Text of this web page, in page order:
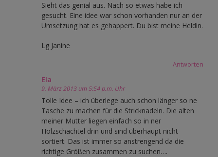
Sieht das genial aus. Nach so etwas habe ich
gesucht. Eine idee war schon vorhanden nur an der
Umsetzung hat es gehappert. Du bist meine Heldin.
Lg Janine
Antworten
Ela
9. März 2013 um 5:54 p.m. Uhr
Tolle Idee – ich überlege auch schon länger so ne
Tasche zu machen für die Stricknadeln. Die alten
meiner Mutter liegen einfach so in ner
Holzschachtel drin und sind überhaupt nicht
sortiert. Das ist immer so anstrengend da die
richtige Größen zusammen zu suchen….